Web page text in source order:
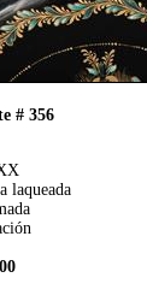
# 356
laqueada